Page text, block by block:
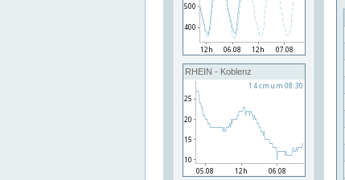
RHEIN - Koblenz